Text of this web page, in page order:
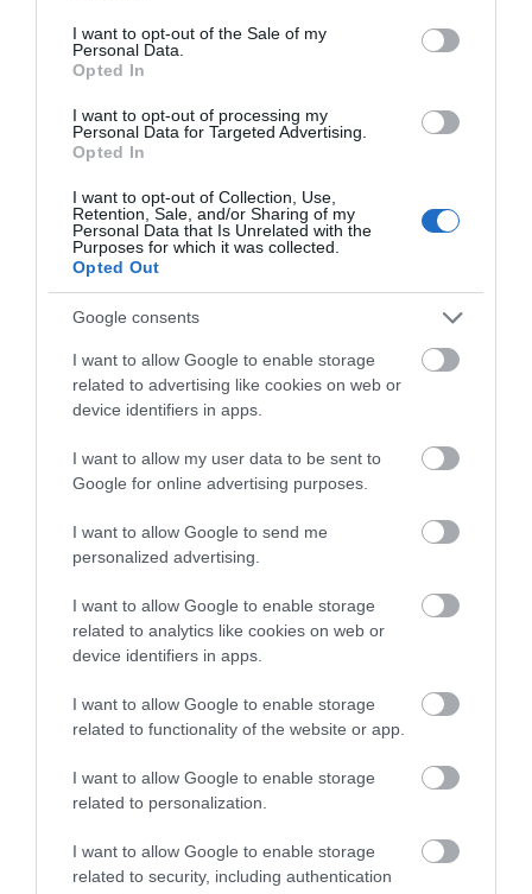
consent section.
I want to opt-out of the Sale of my
Personal Data.
Opted In
I want to opt-out of processing my
Personal Data for Targeted Advertising.
Opted In
I want to opt-out of Collection, Use,
Retention, Sale, and/or Sharing of my
Personal Data that Is Unrelated with the
Purposes for which it was collected.
Opted Out
Google consents
I want to allow Google to enable storage
related to advertising like cookies on web or
device identifiers in apps.
I want to allow my user data to be sent to
Google for online advertising purposes.
I want to allow Google to send me
personalized advertising.
I want to allow Google to enable storage
related to analytics like cookies on web or
device identifiers in apps.
I want to allow Google to enable storage
related to functionality of the website or app.
I want to allow Google to enable storage
related to personalization.
I want to allow Google to enable storage
related to security, including authentication
09.08.2026 | 18:20
Οι χώρες με τους περισσότερους
η Ελλάδα
09.08.2026 | 18:00
Χαμός με πασίγνωστο τραγουδιστή
στην Εύβοια – Δείτε τι έγινε
09.08.2026 | 17:40
Τέλος στις καθυστερήσεις για τις
πινακίδες κυκλοφορίας – Τι αλλάζει με
το νέο ψηφιακό σύστημα
09.08.2026 | 17:20
Εύβοια: Προσοχή! Που απαγορεύεται η
κυκλοφορία οχημάτων και πεζών
υποχρεωτική αργία – Τι ισχύει για
τους εργαζόμενους
09.08.2026 | 16:40
Χάος στην Εύβοια: Ουρά χιλιομέτρων
μέσα στον Αύγουστο – «Κινδυνεύουμε
09.08.2026 | 16:20
Κουφονήσια και απέχει μόλις 1,5 ώρα
από την Αθήνα